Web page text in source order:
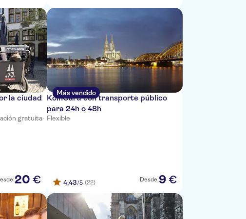
la ciudad
gratuita·
20 €
Más vendido
KölnCard con transporte público
para 24h o 48h
Flexible
4,43/5 (22) Desde:9 €